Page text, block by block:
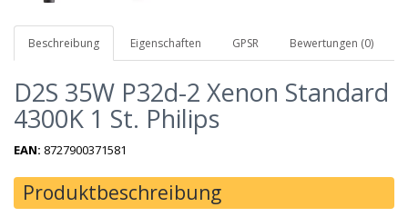
Beschreibung Eigenschaften GPSR Bewertungen (0)
D2S 35W P32d-2 Xenon Standard
4300K 1 St. Philips
EAN: 8727900371581
Produktbeschreibung